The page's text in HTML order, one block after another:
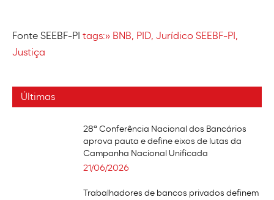
Fonte SEEBF-PI tags:» BNB, PID, Jurídico SEEBF-PI,
Justiça
Últimas
28ª Conferência Nacional dos Bancários
aprova pauta e define eixos de lutas da
Campanha Nacional Unificada
21/06/2026
Trabalhadores de bancos privados definem